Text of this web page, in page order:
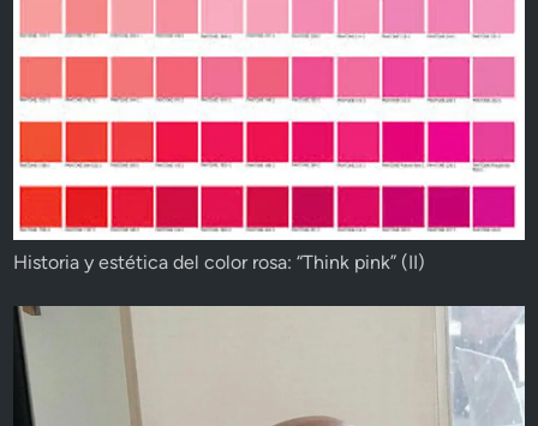
Historia y estética del color rosa: “Think pink” (II)